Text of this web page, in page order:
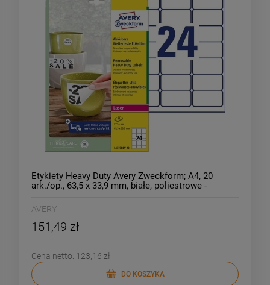
Etykiety Heavy Duty Avery Zweckform; A4, 20
ark./op., 63,5 x 33,9 mm, białe, poliestrowe -
AVERY
151,49 zł
Cena netto: 123,16 zł
DO KOSZYKA